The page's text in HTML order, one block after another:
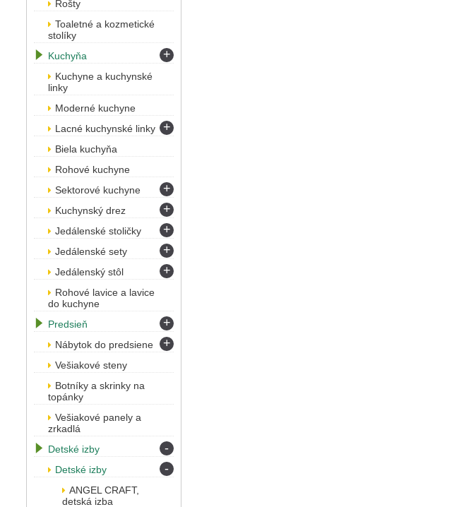
Rošty
Toaletné a kozmetické
stolíky
Kuchyňa
+
Kuchyne a kuchynské
linky
Moderné kuchyne
Lacné kuchynské linky
+
Biela kuchyňa
Rohové kuchyne
Sektorové kuchyne
+
Kuchynský drez +
Jedálenské stoličky +
Jedálenské sety +
Jedálenský stôl +
Rohové lavice a lavice
do kuchyne
Predsieň
+
Nábytok do predsiene +
Vešiakové steny
Botníky a skrinky na
topánky
Vešiakové panely a
zrkadlá
Detské izby
-
Detské izby -
ANGEL CRAFT,
detská izba